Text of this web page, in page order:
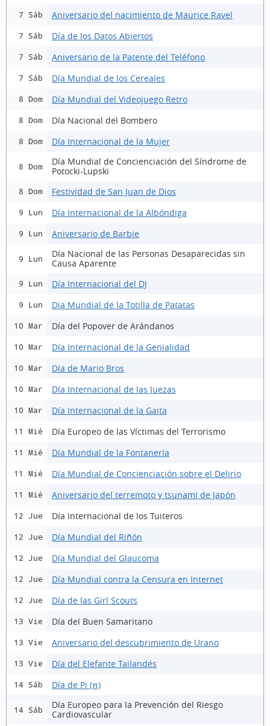
7 Sáb Aniversario del nacimiento de Maurice Ravel
7 Sáb Día de los Datos Abiertos
7 Sáb Aniversario de la Patente del Teléfono
7 Sáb Día Mundial de los Cereales
8 Dom Día Mundial del Videojuego Retro
8 Dom Día Nacional del Bombero
8 Dom Día Internacional de la Mujer
8 Dom
Día Mundial de Concienciación del Síndrome de
Potocki-Lupski
8 Dom Festividad de San Juan de Dios
9 Lun Día Internacional de la Albóndiga
9 Lun Aniversario de Barbie
9 Lun
Día Nacional de las Personas Desaparecidas sin
Causa Aparente
9 Lun Día Internacional del DJ
9 Lun Dia Mundial de la Totilla de Patatas
10 Mar Día del Popover de Arándanos
10 Mar Día Internacional de la Genialidad
10 Mar Día de Mario Bros
10 Mar Día Internacional de las Juezas
10 Mar Día Internacional de la Gaita
11 Mié Día Europeo de las Víctimas del Terrorismo
11 Mié Día Mundial de la Fontanería
11 Mié Día Mundial de Concienciación sobre el Delirio
11 Mié Aniversario del terremoto y tsunami de Japón
12 Jue Día Internacional de los Tuiteros
12 Jue Día Mundial del Riñón
12 Jue Día Mundial del Glaucoma
12 Jue Día Mundial contra la Censura en Internet
12 Jue Día de las Girl Scouts
13 Vie Día del Buen Samaritano
13 Vie Aniversario del descubrimiento de Urano
13 Vie Día del Elefante Tailandés
14 Sáb Día de Pi (π)
14 Sáb
Día Europeo para la Prevención del Riesgo
Cardiovascular